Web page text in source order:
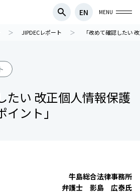
EN MENU
JIPDECレポート 「改めて確認したい
たい 改正個人情報保護
ント」
牛島総合法律事務所
弁護士 影島 広泰氏